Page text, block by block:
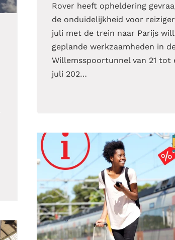
Rover heeft opheldering
de onduidelijkheid voor
juli met de trein naar Parijs
geplande werkzaamheden in
Willemsspoortunnel van 21 tot
juli 202…